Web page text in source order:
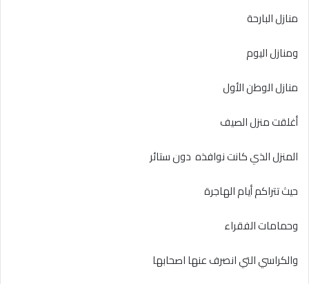
منازل البارحة
ومنازل اليوم
منازل الوطن الأول
أغلقت منزل الصيف
المنزل الذي كانت نوافذه دون ستائر
حيث تتراكم أيام الهاجرة
وحمامات الفقراء
والكراسي التي انصرف عنها اصحابها